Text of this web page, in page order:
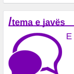
/tema e javës